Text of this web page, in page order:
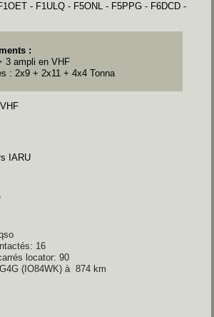
- F1ULQ - F5ONL - F5PPG - F6DCD -
:
3 ampli en VHF
: 2x9 + 2x11 + 4x4 Tonna
IARU
16
locator: 90
(IO84WK) à 874 km